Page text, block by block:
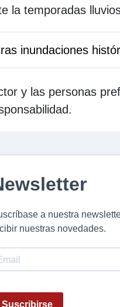
la temporadas
inundaciones
y las personas